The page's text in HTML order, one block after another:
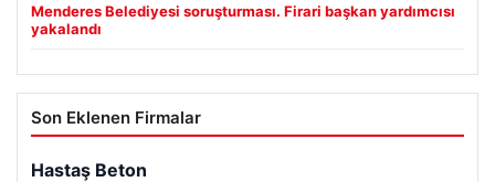
Menderes Belediyesi soruşturması. Firari başkan yardımcısı
yakalandı
Son Eklenen Firmalar
Hastaş Beton